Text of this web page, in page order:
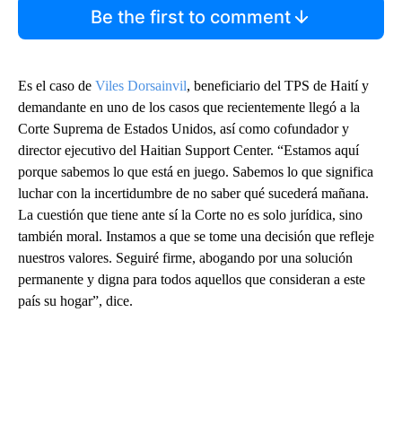
Be the first to comment
Es el caso de Viles Dorsainvil, beneficiario del TPS de Haití y
demandante en uno de los casos que recientemente llegó a la
Corte Suprema de Estados Unidos, así como cofundador y
director ejecutivo del Haitian Support Center. “Estamos aquí
porque sabemos lo que está en juego. Sabemos lo que significa
luchar con la incertidumbre de no saber qué sucederá mañana.
La cuestión que tiene ante sí la Corte no es solo jurídica, sino
también moral. Instamos a que se tome una decisión que refleje
nuestros valores. Seguiré firme, abogando por una solución
permanente y digna para todos aquellos que consideran a este
país su hogar”, dice.